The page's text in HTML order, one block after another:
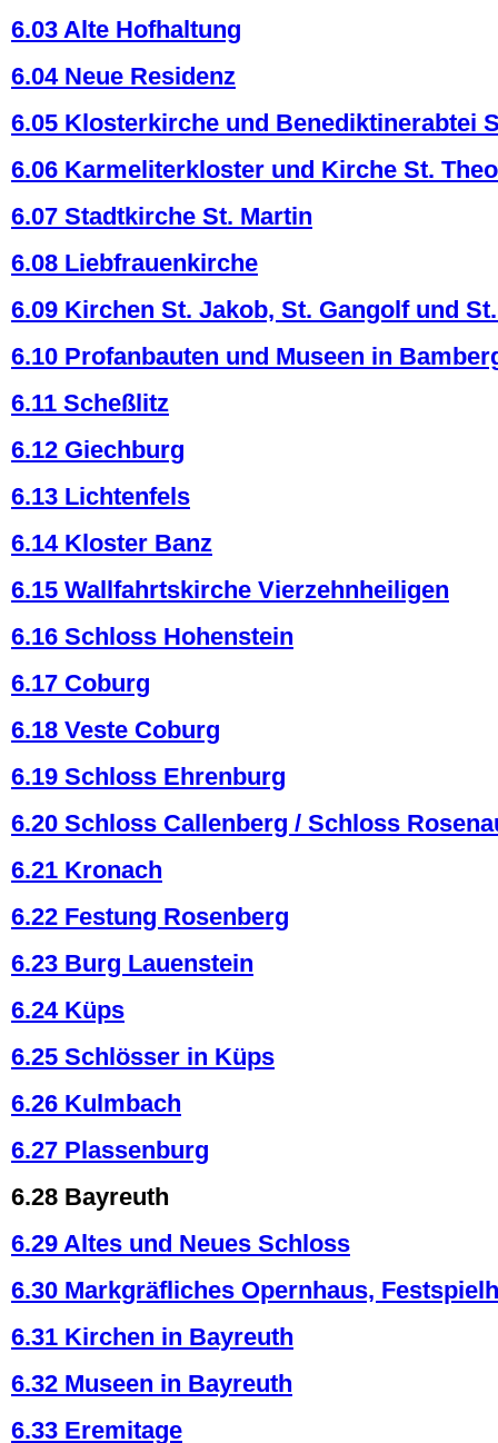
6.03 Alte Hofhaltung
6.04 Neue Residenz
6.05 Klosterkirche und Benediktinerabtei
6.06 Karmeliterkloster und Kirche St.
6.07 Stadtkirche St. Martin
6.08 Liebfrauenkirche
6.09 Kirchen St. Jakob, St. Gangolf und
6.10 Profanbauten und Museen in
6.11 Scheßlitz
6.12 Giechburg
6.13 Lichtenfels
6.14 Kloster Banz
6.15 Wallfahrtskirche Vierzehnheiligen
6.16 Schloss Hohenstein
6.17 Coburg
6.18 Veste Coburg
6.19 Schloss Ehrenburg
6.20 Schloss Callenberg / Schloss
6.21 Kronach
6.22 Festung Rosenberg
6.23 Burg Lauenstein
6.24 Küps
6.25 Schlösser in Küps
6.26 Kulmbach
6.27 Plassenburg
6.28 Bayreuth
6.29 Altes und Neues Schloss
6.30 Markgräfliches Opernhaus,
6.31 Kirchen in Bayreuth
6.32 Museen in Bayreuth
6.33 Eremitage